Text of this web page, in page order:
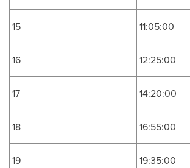
15 11:05:00
16 12:25:00
17 14:20:00
18 16:55:00
19 19:35:00